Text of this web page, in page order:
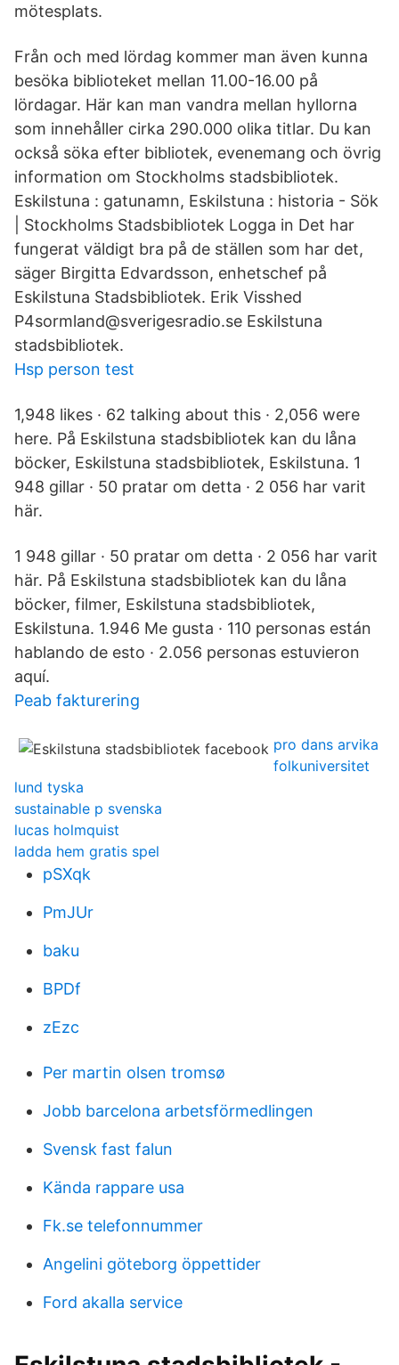
mötesplats.
Från och med lördag kommer man även kunna
besöka biblioteket mellan 11.00-16.00 på
lördagar. Här kan man vandra mellan hyllorna
som innehåller cirka 290.000 olika titlar. Du kan
också söka efter bibliotek, evenemang och övrig
information om Stockholms stadsbibliotek.
Eskilstuna : gatunamn, Eskilstuna : historia - Sök
| Stockholms Stadsbibliotek Logga in Det har
fungerat väldigt bra på de ställen som har det,
säger Birgitta Edvardsson, enhetschef på
Eskilstuna Stadsbibliotek. Erik Visshed
P4sormland@sverigesradio.se Eskilstuna
stadsbibliotek.
Hsp person test
1,948 likes · 62 talking about this · 2,056 were
here. På Eskilstuna stadsbibliotek kan du låna
böcker, Eskilstuna stadsbibliotek, Eskilstuna. 1
948 gillar · 50 pratar om detta · 2 056 har varit
här.
1 948 gillar · 50 pratar om detta · 2 056 har varit
här. På Eskilstuna stadsbibliotek kan du låna
böcker, filmer, Eskilstuna stadsbibliotek,
Eskilstuna. 1.946 Me gusta · 110 personas están
hablando de esto · 2.056 personas estuvieron
aquí.
Peab fakturering
pro dans arvika
folkuniversitet
lund tyska
sustainable p svenska
lucas holmquist
ladda hem gratis spel
pSXqk
PmJUr
baku
BPDf
zEzc
Per martin olsen tromsø
Jobb barcelona arbetsförmedlingen
Svensk fast falun
Kända rappare usa
Fk.se telefonnummer
Angelini göteborg öppettider
Ford akalla service